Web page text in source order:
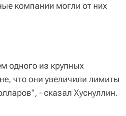
компании могли от них
одного из крупных
что они увеличили лимиты
- сказал Хуснуллин.